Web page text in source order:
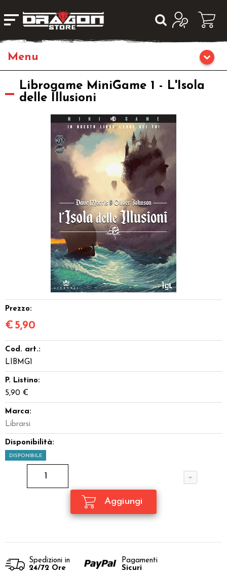
Home
Giochi di Ruolo
Giochi di Carte Collezionabili
Giocattoli e Gadget
Librogame MiniGame 1 - L'Isola
delle Illusioni
Prezzo:
€ 5,90
Cod. art.:
LIBMG1
P. Listino:
5,90 €
Marca:
Librarsi
Disponibilità:
DISPONIBILE
Spedizioni in
24/72 Ore
Pagamenti
Sicuri